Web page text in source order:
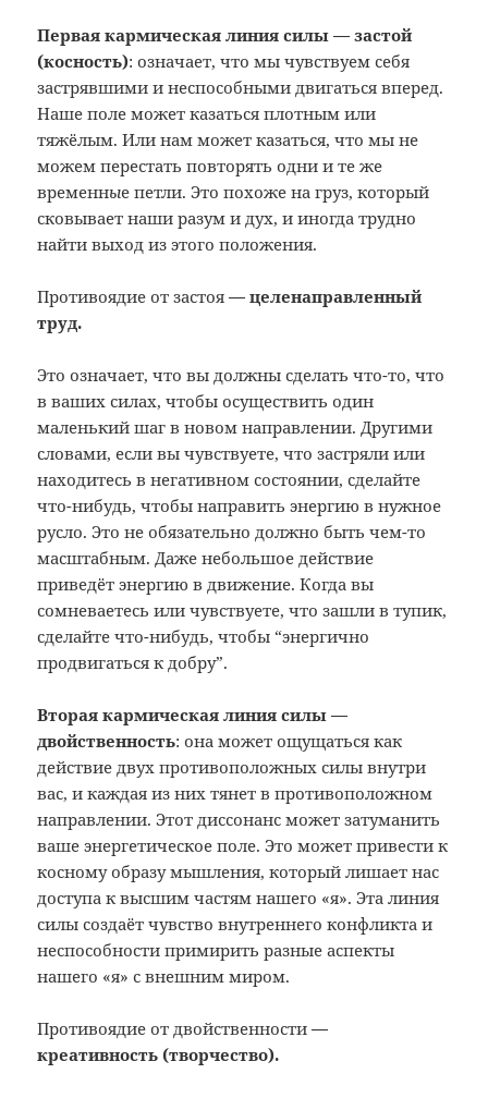
Первая кармическая линия силы — застой
(косность): означает, что мы чувствуем себя
застрявшими и неспособными двигаться вперед.
Наше поле может казаться плотным или
тяжёлым. Или нам может казаться, что мы не
можем перестать повторять одни и те же
временные петли. Это похоже на груз, который
сковывает наши разум и дух, и иногда трудно
найти выход из этого положения.
Противоядие от застоя— целенаправленный
труд.
Это означает, что вы должны сделать что-то, что
в ваших силах, чтобы осуществить один
маленький шаг в новом направлении. Другими
словами, если вы чувствуете, что застряли или
находитесь в негативном состоянии, сделайте
что-нибудь, чтобы направить энергию в нужное
русло. Это не обязательно должно быть чем-то
масштабным. Даже небольшое действие
приведёт энергию в движение. Когда вы
сомневаетесь или чувствуете, что зашли в тупик,
сделайте что-нибудь, чтобы “энергично
продвигаться к добру”.
Вторая кармическая линия силы —
двойственность: она может ощущаться как
действие двух противоположных силы внутри
вас, и каждая из них тянет в противоположном
направлении. Этот диссонанс может затуманить
ваше энергетическое поле. Это может привести к
косному образу мышления, который лишает нас
доступа к высшим частям нашего «я». Эта линия
силы создаёт чувство внутреннего конфликта и
неспособности примирить разные аспекты
нашего «я» с внешним миром.
Противоядие от двойственности—
креативность (творчество).